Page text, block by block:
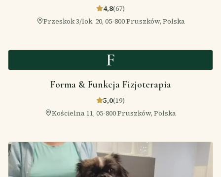
4,8(67)
Przeskok 3/lok. 20, 05-800 Pruszków, Polska
F
Forma & Funkcja Fizjoterapia
5,0(19)
Kościelna 11, 05-800 Pruszków, Polska